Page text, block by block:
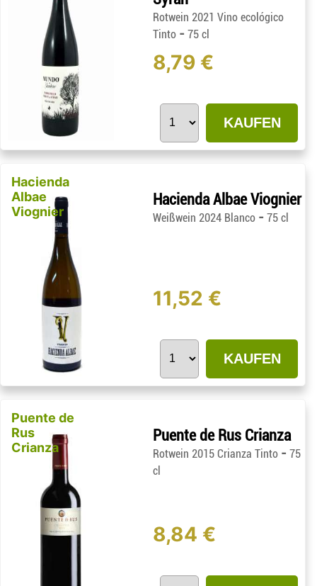
Rotwein 2021 Vino ecológico
Tinto -75 cl
8,79 €
KAUFEN
Hacienda
Albae
Viognier
Hacienda Albae Viognier
Weißwein 2024 Blanco -75 cl
11,52 €
KAUFEN
Puente de
Rus
Crianza
Puente de Rus Crianza
Rotwein 2015 Crianza Tinto -75
cl
8,84 €